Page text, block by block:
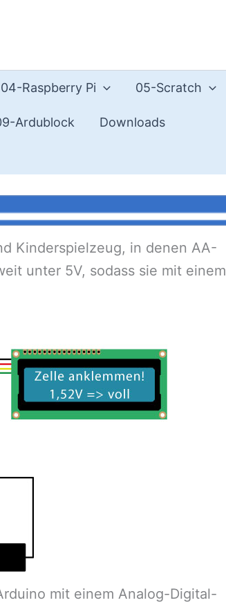
04-Raspberry Pi 05-Scratch
Ardublock Downloads
Kinderspielzeug, in denen AA-
unter 5V, sodass sie mit einem
mit einem Analog-Digital-